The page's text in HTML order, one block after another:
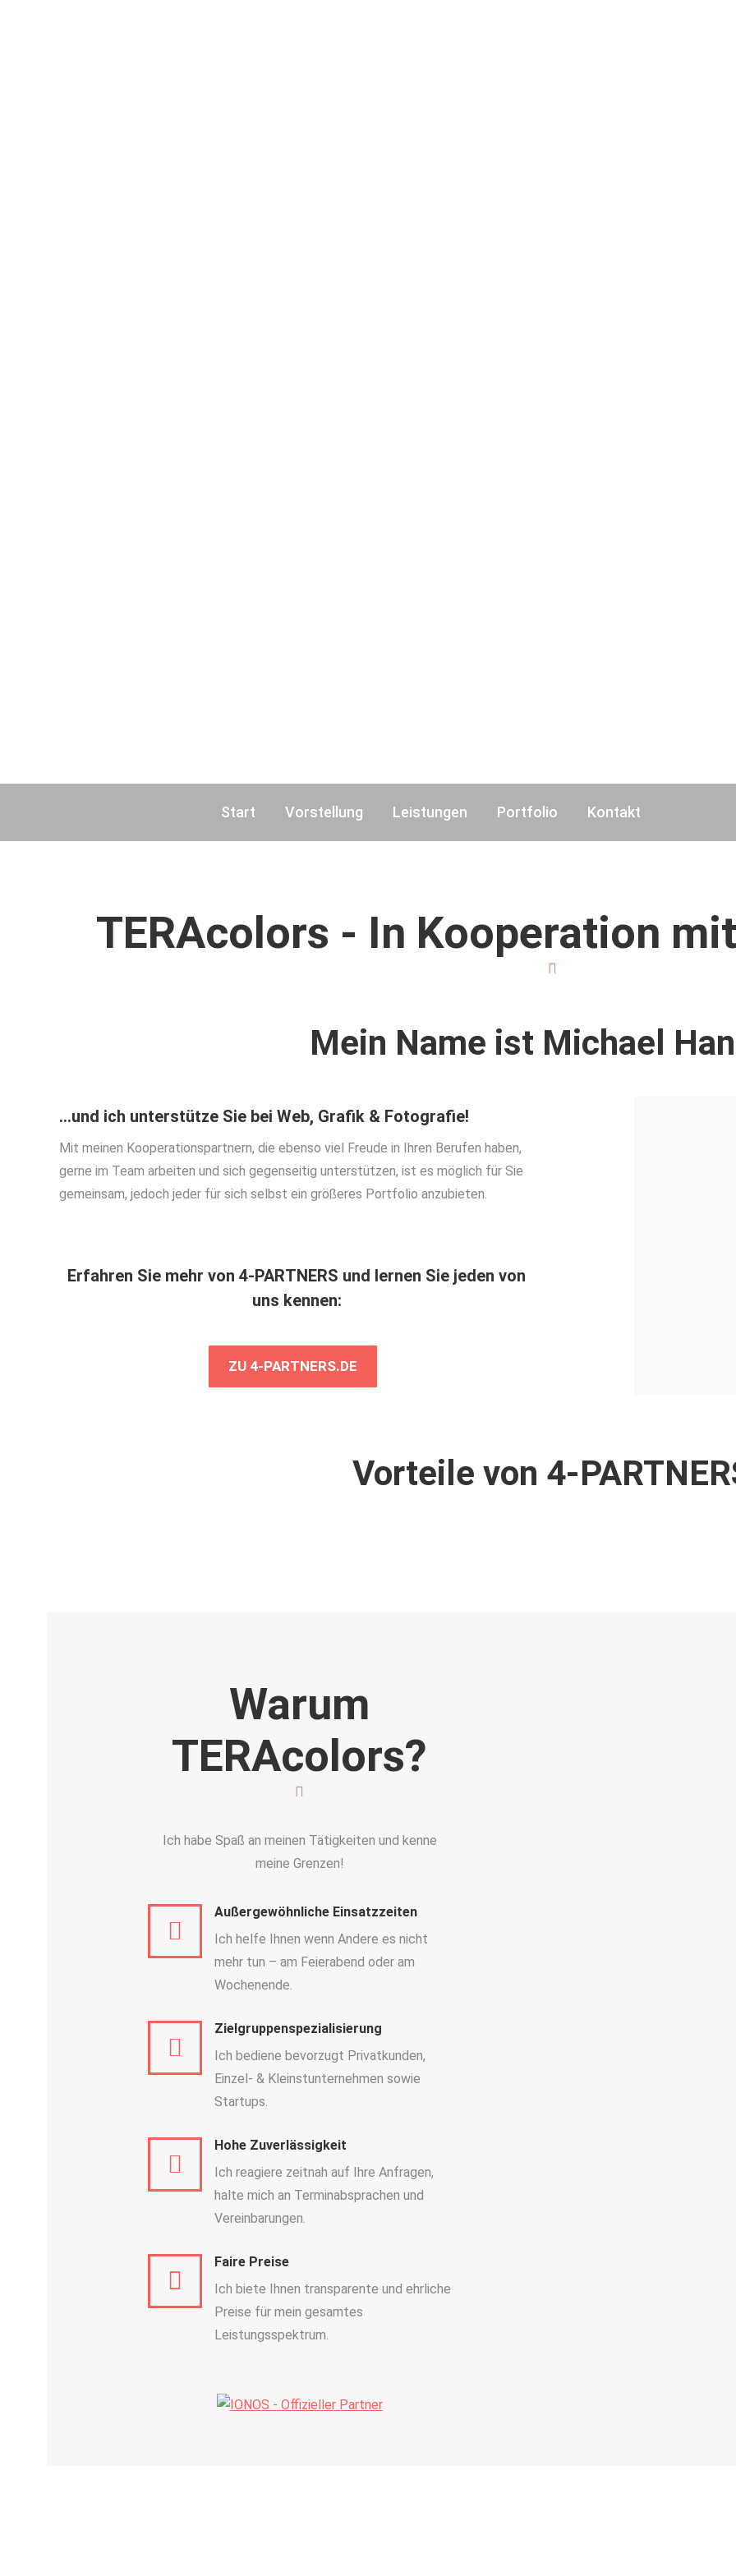
Start Vorstellung Leistungen Portfolio Kontakt
TERAcolors - In Kooperation
Mein Name ist Michael
…und ich unterstütze Sie bei Web, Grafik & Fotografie!
Mit meinen Kooperationspartnern, die ebenso viel Freude in Ihren Berufen haben,
gerne im Team arbeiten und sich gegenseitig unterstützen, ist es möglich für Sie
gemeinsam, jedoch jeder für sich selbst ein größeres Portfolio anzubieten.
Erfahren Sie mehr von 4-PARTNERS und lernen Sie jeden von
uns kennen:
ZU 4-PARTNERS.DE
Vorteile von 4-
Warum
TERAcolors?
Ich habe Spaß an meinen Tätigkeiten und kenne
meine Grenzen!
Außergewöhnliche Einsatzzeiten
Ich helfe Ihnen wenn Andere es nicht
mehr tun – am Feierabend oder am
Wochenende.
Zielgruppenspezialisierung
Ich bediene bevorzugt Privatkunden,
Einzel- & Kleinstunternehmen sowie
Startups.
Hohe Zuverlässigkeit
Ich reagiere zeitnah auf Ihre Anfragen,
halte mich an Terminabsprachen und
Vereinbarungen.
Faire Preise
Ich biete Ihnen transparente und ehrliche
Preise für mein gesamtes
Leistungsspektrum.